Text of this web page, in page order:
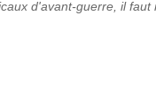
d'avant-guerre, il